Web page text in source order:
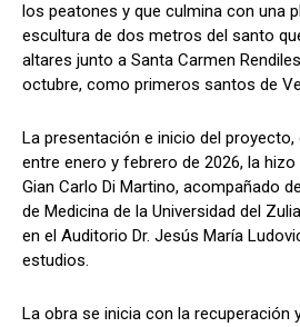
los peatones y que culmina con una
escultura de dos metros del santo
altares junto a Santa Carmen
octubre, como primeros santos de
La presentación e inicio del proyecto,
entre enero y febrero de 2026, la
Gian Carlo Di Martino, acompañado
de Medicina de la Universidad del
en el Auditorio Dr. Jesús María
estudios.
La obra se inicia con la recuperación